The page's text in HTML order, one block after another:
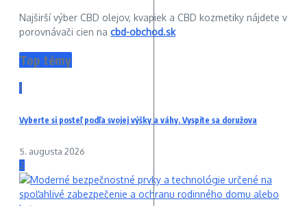
Najširší výber CBD olejov, kvapiek a CBD kozmetiky nájdete v
porovnávači cien na cbd-obchod.sk
Top témy
1
Vyberte si posteľ podľa svojej výšky a váhy. Vyspíte sa doružova
5. augusta 2026
2